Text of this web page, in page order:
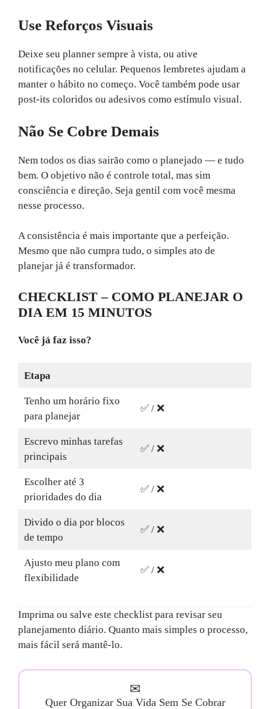
Use Reforços Visuais
Deixe seu planner sempre à vista, ou ative
notificações no celular. Pequenos lembretes ajudam a
manter o hábito no começo. Você também pode usar
post-its coloridos ou adesivos como estímulo visual.
Não Se Cobre Demais
Nem todos os dias sairão como o planejado — e tudo
bem. O objetivo não é controle total, mas sim
consciência e direção. Seja gentil com você mesma
nesse processo.
A consistência é mais importante que a perfeição.
Mesmo que não cumpra tudo, o simples ato de
planejar já é transformador.
CHECKLIST – COMO PLANEJAR O
DIA EM 15 MINUTOS
Você já faz isso?
Etapa
Tenho um horário fixo
para planejar
✅ / ❌
Escrevo minhas tarefas
principais
✅ / ❌
Escolher até 3
prioridades do dia
✅ / ❌
Divido o dia por blocos
de tempo
✅ / ❌
Ajusto meu plano com
flexibilidade
✅ / ❌
Imprima ou salve este checklist para revisar seu
planejamento diário. Quanto mais simples o processo,
mais fácil será mantê-lo.
✉
Quer Organizar Sua Vida Sem Se Cobrar